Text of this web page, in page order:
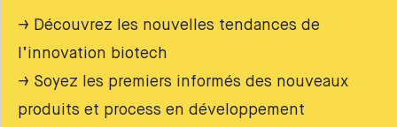
→ Découvrez les nouvelles tendances de
l’innovation biotech
→ Soyez les premiers informés des nouveaux
produits et process en développement